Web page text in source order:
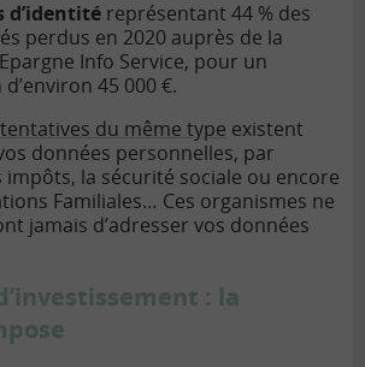
d’identité représentant 44 % des
perdus en 2020 auprès de la
Info Service, pour un
45 000 €.
du même type existent
données personnelles, par
impôts, la sécurité sociale ou encore
Familiales… Ces organismes ne
jamais d’adresser vos données
: la